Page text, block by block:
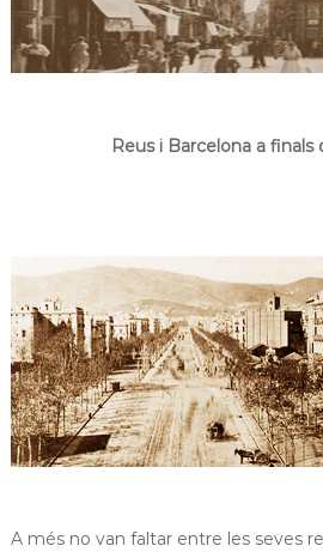
Reus i Barcelona a finals
A més no van faltar entre les seves